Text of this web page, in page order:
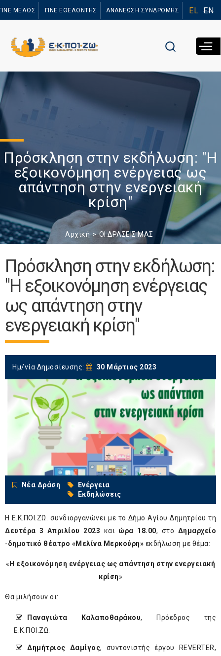
προς το
ΜΕΛΟΣ ΓΙΝΕ ΕΘΕΛΟΝΤΗΣ ΑΝΑΝΕΩΣΗ ΣΥΝΔΡΟΜΗΣ EL EN
Πρόσκληση στην εκδήλωση: "Η
εξοικονόμηση ενέργειας ως
απάντηση στην ενεργειακή
κρίση"
Αρχική ΟΙ ΔΡΑΣΕΙΣ ΜΑΣ
Πρόσκληση στην εκδήλωση:
"Η εξοικονόμηση ενέργειας
ως απάντηση στην
ενεργειακή κρίση"
Ημ/νία Δημοσίευσης: 30 Μάρτιος 2023
Νέα Δράση
Ενέργεια
Εκδηλώσεις
Η Ε.Κ.ΠΟΙ.ΖΩ. συνδιοργανώνει με το Δήμο Αγίου Δημητρίου τη
Δευτέρα 3 Απριλίου 2023 και ώρα 18.00, στο Δημαρχείο
-δημοτικό θέατρο «Μελίνα Μερκούρη» εκδήλωση με θέμα:
« Η εξοικονόμηση ενέργειας ως απάντηση στην ενεργειακή
κρίση»
Θα μιλήσουν οι:
Παναγιώτα Καλαποθαράκου, Πρόεδρος της
Ε.Κ.ΠΟΙ.ΖΩ.
Δημήτριος Δαμίγος, συντονιστής έργου REVERTER,